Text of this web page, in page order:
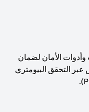
وأدوات الأمان لضمان
عبر التحقق البيومتري